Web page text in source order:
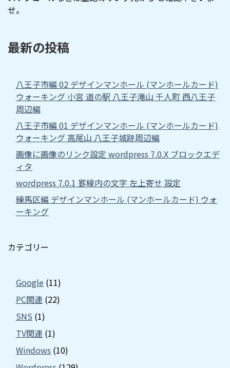
せ。
最新の投稿
八王子市編 02 デザインマンホール (マンホールカード)
ウォーキング 小宮 道の駅 八王子滝山 千人町 西八王子
周辺編
八王子市編 01 デザインマンホール (マンホールカード)
ウォーキング 高尾山 八王子城跡周辺編
画像に画像のリンク設定 wordpress 7.0.X ブロックエデ
ィタ
wordpress 7.0.1 罫線内の文字 左上寄せ 設定
練馬区編 デザインマンホール (マンホールカード) ウォ
ーキング
カテゴリー
Google (11)
PC関連 (22)
SNS (1)
TV関連 (1)
Windows (10)